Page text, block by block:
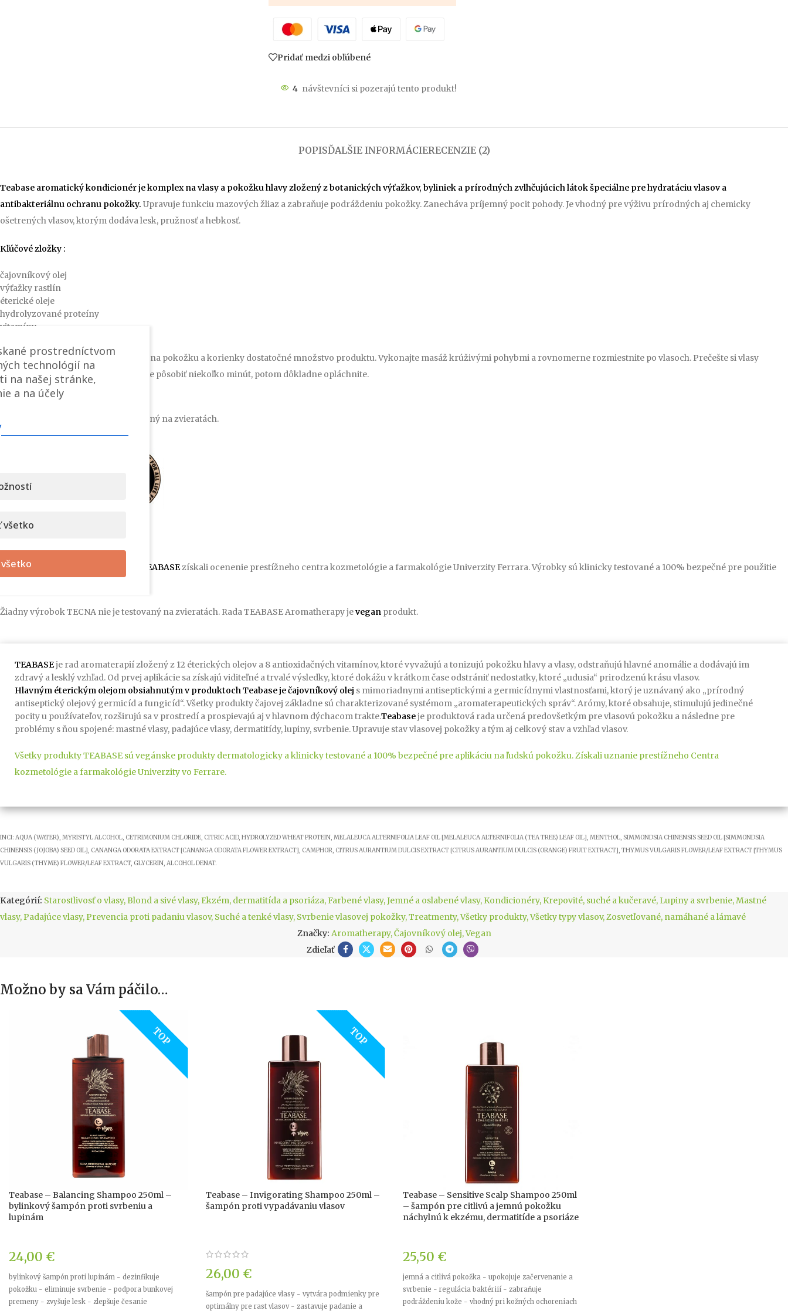
Pridať medzi obľúbené
4 návštevníci si pozerajú tento produkt!
POPISĎALŠIE INFORMÁCIERECENZIE (2)
Teabase aromatický kondicionér je komplex na vlasy a pokožku hlavy zložený z botanických výťažkov, byliniek a prírodných zvlhčujúcich látok špeciálne pre hydratáciu vlasov a
antibakteriálnu ochranu pokožky. Upravuje funkciu mazových žliaz a zabraňuje podráždeniu pokožky. Zanecháva príjemný pocit pohody. Je vhodný pre výživu prírodných aj chemicky
ošetrených vlasov, ktorým dodáva lesk, pružnosť a hebkosť.
Kľúčové zložky :
čajovníkový olej
výťažky rastlín
éterické oleje
hydrolyzované proteíny
vitamíny
Po dôkladnom umytí vlasov naneste na pokožku a korienky dostatočné množstvo produktu. Vykonajte masáž krúživými pohybmi a rovnomerne rozmiestnite po vlasoch. Prečešte si vlasy
hrebeňom s veľkými zubami. Nechajte pôsobiť niekoľko minút, potom dôkladne opláchnite.
Dodávané v 75 ml, 200 ml a 500 ml.
Originál taliansky produkt netestovaný na zvieratách.
Všetky Aromaterapeutické terapie TEABASEzískali ocenenie prestížneho centra kozmetológie a farmakológie Univerzity Ferrara. Výrobky sú klinicky testované a 100% bezpečné pre použitie
Žiadny výrobok TECNA nie je testovaný na zvieratách. Rada TEABASE Aromatherapy jevegan produkt.
TEABASEje rad aromaterapií zložený z 12 éterických olejov a 8 antioxidačných vitamínov, ktoré vyvažujú a tonizujú pokožku hlavy a vlasy, odstraňujú hlavné anomálie a dodávajú im
zdravý a lesklý vzhľad. Od prvej aplikácie sa získajú viditeľné a trvalé výsledky, ktoré dokážu v krátkom čase odstrániť nedostatky, ktoré „udusia“ prirodzenú krásu vlasov.
Hlavným éterickým olejom obsiahnutým v produktoch Teabase je čajovníkový olej s mimoriadnymi antiseptickými a germicídnymi vlastnosťami, ktorý je uznávaný ako „prírodný
antiseptický olejový germicíd a fungicíd“. Všetky produkty čajovej základne sú charakterizované systémom „aromaterapeutických správ“. Arómy, ktoré obsahuje, stimulujú jedinečné
pocity u používateľov, rozširujú sa v prostredí a prospievajú aj v hlavnom dýchacom trakte.Teabaseje produktová rada určená predovšetkým pre vlasovú pokožku a následne pre
problémy s ňou spojené: mastné vlasy, padajúce vlasy, dermatitídy, lupiny, svrbenie. Upravuje stav vlasovej pokožky a tým aj celkový stav a vzhľad vlasov.
Všetky produkty TEABASE sú vegánske produkty dermatologicky a klinicky testované a 100% bezpečné pre aplikáciu na ľudskú pokožku. Získali uznanie prestížneho Centra
kozmetológie a farmakológie Univerzity vo Ferrare.
INCI: AQUA (WATER), MYRISTYL ALCOHOL, CETRIMONIUM CHLORIDE, CITRIC ACID, HYDROLYZED WHEAT PROTEIN, MELALEUCA ALTERNIFOLIA LEAF OIL [MELALEUCA ALTERNIFOLIA (TEA TREE) LEAF OIL], MENTHOL, SIMMONDSIA CHINENSIS SEED OIL [SIMMONDSIA
CHINENSIS (JOJOBA) SEED OIL], CANANGA ODORATA EXTRACT [CANANGA ODORATA FLOWER EXTRACT], CAMPHOR, CITRUS AURANTIUM DULCIS EXTRACT [CITRUS AURANTIUM DULCIS (ORANGE) FRUIT EXTRACT], THYMUS VULGARIS FLOWER/LEAF EXTRACT [THYMUS
VULGARIS (THYME) FLOWER/LEAF EXTRACT, GLYCERIN, ALCOHOL DENAT.
Kategórií: Starostlivosť o vlasy,Blond a sivé vlasy, Ekzém, dermatitída a psoriáza,Farbené vlasy,Jemné a oslabené vlasy, Kondicionéry, Krepovité, suché a kučeravé, Lupiny a svrbenie,Mastné
vlasy,Padajúce vlasy,Prevencia proti padaniu vlasov, Suché a tenké vlasy, Svrbenie vlasovej pokožky,Treatmenty,Všetky produkty,Všetky typy vlasov,Zosvetľované, namáhané a lámavé
Značky: Aromatherapy,Čajovníkový olej,Vegan
Zdieľať
Možno by sa Vám páčilo…
TOP
Teabase – Balancing Shampoo 250ml –
bylinkový šampón proti svrbeniu a
lupinám
24,00 €
bylinkový šampón proti lupinám - dezinfikuje
pokožku - eliminuje svrbenie - podpora bunkovej
premeny - zvyšuje lesk - zlepšuje česanie
TOP
Teabase – Invigorating Shampoo 250ml –
šampón proti vypadávaniu vlasov
26,00 €
šampón pre padajúce vlasy - vytvára podmienky pre
optimálny pre rast vlasov - zastavuje padanie a
Teabase – Sensitive Scalp Shampoo 250ml
– šampón pre citlivú a jemnú pokožku
náchylnú k ekzému, dermatitíde a psoriáze
25,50 €
jemná a citlivá pokožka - upokojuje začervenanie a
svrbenie - regulácia baktériií - zabraňuje
podráždeniu kože - vhodný pri kožných ochoreniach
prostredníctvom
technológií na
na našej stránke,
a na účely
všetko